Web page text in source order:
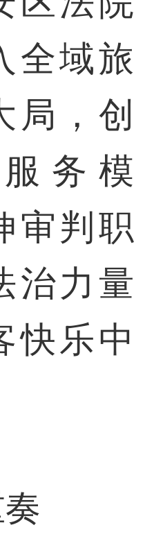
全域旅
局，创
务模
审判职
治力量
快乐中